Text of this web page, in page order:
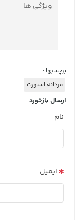
ویژگی ها
برچسبها :
مردانه اسپورت
ارسال بازخورد
نام
ایمیل